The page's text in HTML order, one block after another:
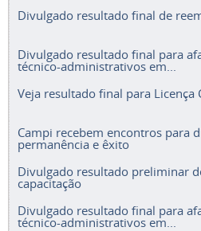
Divulgado resultado final de
Divulgado resultado final para
técnico-administrativos em...
Veja resultado final para Licença
Campi recebem encontros para
permanência e êxito
Divulgado resultado preliminar
capacitação
Divulgado resultado final para
técnico-administrativos em...